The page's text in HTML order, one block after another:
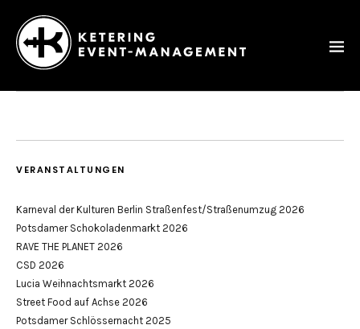
Ketering
Management
VERANSTALTUNGEN
Karneval der Kulturen Berlin Straßenfest/Straßenumzug 2026
Potsdamer Schokoladenmarkt 2026
RAVE THE PLANET 2026
CSD 2026
Lucia Weihnachtsmarkt 2026
Street Food auf Achse 2026
Potsdamer Schlössernacht 2025